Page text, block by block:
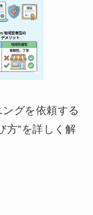
グを依頼する
方”を詳しく解